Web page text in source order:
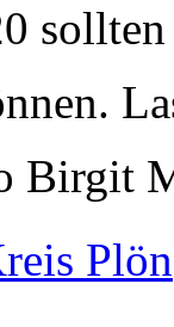
Birgit
Plön